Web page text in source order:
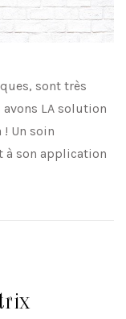
sont très
LA solution
Un soin
à son application